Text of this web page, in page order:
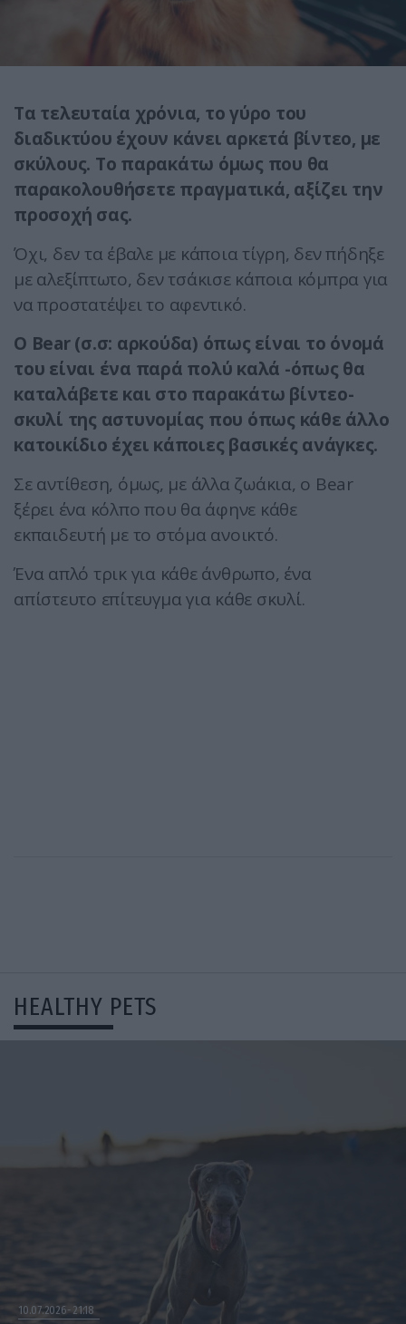
Τα τελευταία χρόνια, το γύρο του
διαδικτύου έχουν κάνει αρκετά βίντεο, με
σκύλους. Το παρακάτω όμως που θα
παρακολουθήσετε πραγματικά, αξίζει την
προσοχή σας.
Όχι, δεν τα έβαλε με κάποια τίγρη, δεν πήδηξε
με αλεξίπτωτο, δεν τσάκισε κάποια κόμπρα για
να προστατέψει το αφεντικό.
Ο Bear (σ.σ: αρκούδα) όπως είναι το όνομά
του είναι ένα παρά πολύ καλά -όπως θα
καταλάβετε και στο παρακάτω βίντεο-
σκυλί της αστυνομίας που όπως κάθε άλλο
κατοικίδιο έχει κάποιες βασικές ανάγκες.
Σε αντίθεση, όμως, με άλλα ζωάκια, ο Bear
ξέρει ένα κόλπο που θα άφηνε κάθε
εκπαιδευτή με το στόμα ανοικτό.
Ένα απλό τρικ για κάθε άνθρωπο, ένα
απίστευτο επίτευγμα για κάθε σκυλί.
HEALTHY PETS
10.07.2026 21:18